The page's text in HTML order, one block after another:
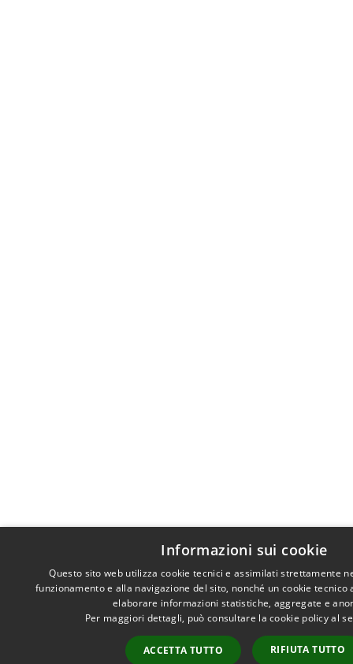
Informazioni sui cookie
Questo sito web utilizza cookie tecnici e assimilati strettamente
funzionamento e alla navigazione del sito, nonché un cookie
elaborare informazioni statistiche, aggregate e
Per maggiori dettagli, può consultare la cookie policy al
ACCETTA TUTTO RIFIUTA TUTTO